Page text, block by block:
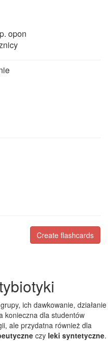
opon
Create flashcards
ich dawkowanie, działanie
konieczna dla studentów
ale przydatna również dla
czy leki syntetyczne.